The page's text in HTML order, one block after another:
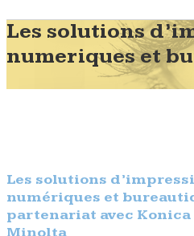
Les solutions
numeriques et
Les solutions
numériques et
partenariat avec Konica